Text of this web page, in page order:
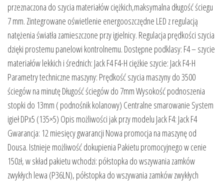
przeznaczona do szycia materiałów ciężkich,maksymalna długość ściegu
7 mm. Zintegrowane oświetlenie energooszczędne LED z regulacją
natężenia światła zamieszczone przy igielnicy. Regulacja prędkości szycia
dzięki prostemu panelowi kontrolnemu. Dostępne podklasy: F4 – szycie
materiałów lekkich i średnich: Jack F4 F4-H ciężkie szycie: Jack F4-H
Parametry techniczne maszyny: Prędkość szycia maszyny do 3500
ściegów na minutę Długość ściegów do 7mm Wysokość podnoszenia
stopki do 13mm ( podnośnik kolanowy) Centralne smarowanie System
igieł DPx5 (135×5) Opis możliwości jak przy modelu Jack F4: Jack F4
Gwarancja: 12 miesięcy gwarancji Nowa promocja na maszynę od
Dousa. Istnieje możliwość dokupienia Pakietu promocyjnego w cenie
150zł, w skład pakietu wchodzi: półstopka do wszywania zamków
zwykłych lewa (P36LN), półstopka do wszywania zamków zwykłych